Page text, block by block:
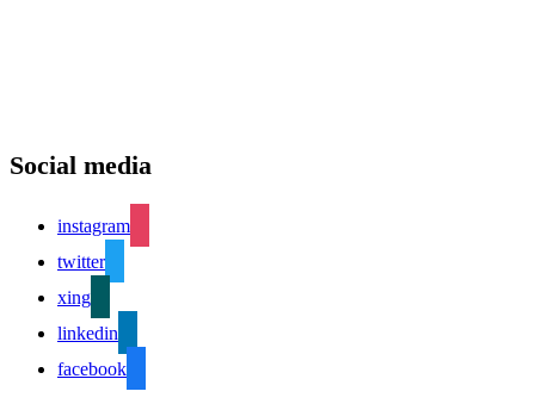
Social media
instagram
twitter
xing
linkedin
facebook